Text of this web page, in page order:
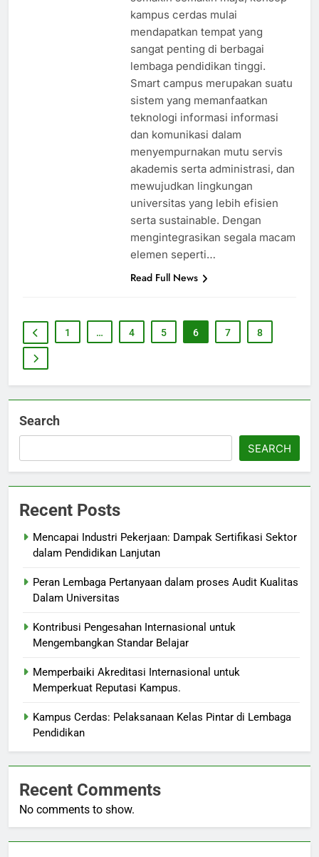
kampus cerdas mulai
mendapatkan tempat yang
sangat penting di berbagai
lembaga pendidikan tinggi.
Smart campus merupakan suatu
sistem yang memanfaatkan
teknologi informasi informasi
dan komunikasi dalam
menyempurnakan mutu servis
akademis serta administrasi, dan
mewujudkan lingkungan
universitas yang lebih efisien
serta sustainable. Dengan
mengintegrasikan segala macam
elemen seperti…
Read Full News
1 … 4 5 6 7 8
Search
SEARCH
Recent Posts
Mencapai Industri Pekerjaan: Dampak Sertifikasi Sektor
dalam Pendidikan Lanjutan
Peran Lembaga Pertanyaan dalam proses Audit Kualitas
Dalam Universitas
Kontribusi Pengesahan Internasional untuk
Mengembangkan Standar Belajar
Memperbaiki Akreditasi Internasional untuk
Memperkuat Reputasi Kampus.
Kampus Cerdas: Pelaksanaan Kelas Pintar di Lembaga
Pendidikan
Recent Comments
No comments to show.